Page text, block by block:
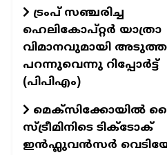
ട്രംപ് സഞ്ചരിച്ച
ഹെലികോപ്റ്റർ യാത്രാ
വിമാനവുമായി
പറന്നുവെന്നു റിപ്പോർട്ട്
(പിപിഎം)
മെക്സിക്കോയിൽ
സ്ട്രീമിനിടെ ടിക്‌ടോക്
ഇൻഫ്ലുവൻസർ